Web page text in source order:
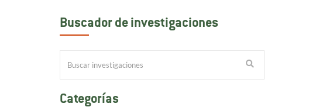
Buscador de investigaciones
Categorías